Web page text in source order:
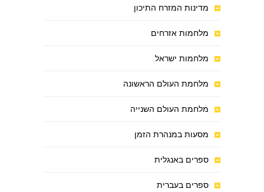
מדינות המזרח התיכון
מלחמות אזרחים
מלחמות ישראל
מלחמת העולם הראשונה
מלחמת העולם השנייה
מסעות במנהרת הזמן
ספרים באנגלית
ספרים בעברית